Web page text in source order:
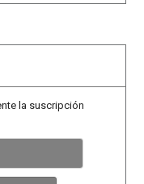
la suscripción